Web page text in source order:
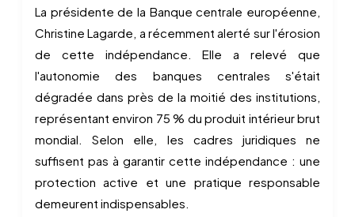
La présidente de la Banque centrale européenne,
Christine Lagarde, a récemment alerté sur l'érosion
de cette indépendance. Elle a relevé que
l'autonomie des banques centrales s'était
dégradée dans près de la moitié des institutions,
représentant environ 75 % du produit intérieur brut
mondial. Selon elle, les cadres juridiques ne
suffisent pas à garantir cette indépendance : une
protection active et une pratique responsable
demeurent indispensables.